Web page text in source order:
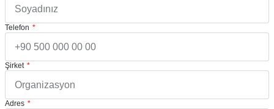
Telefon
Şirket
Adres